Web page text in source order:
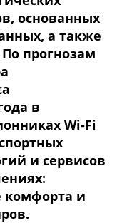
основанных
а также
прогнозам
в
Wi-Fi
и сервисов
комфорта и